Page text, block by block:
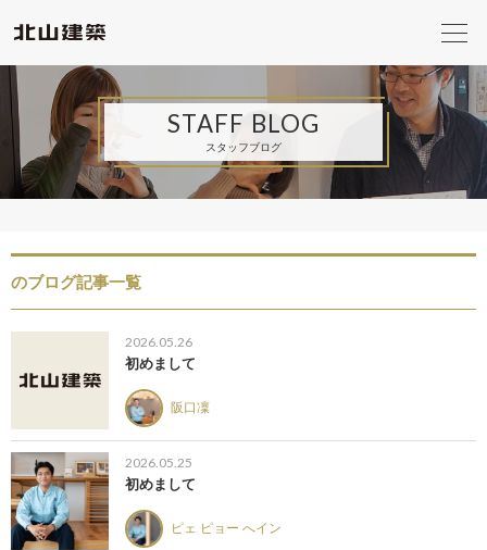
STAFF BLOG
スタッフブログ
のブログ記事一覧
2026.05.26
初めまして
阪口凜
2026.05.25
初めまして
ピェ ピョー へイン